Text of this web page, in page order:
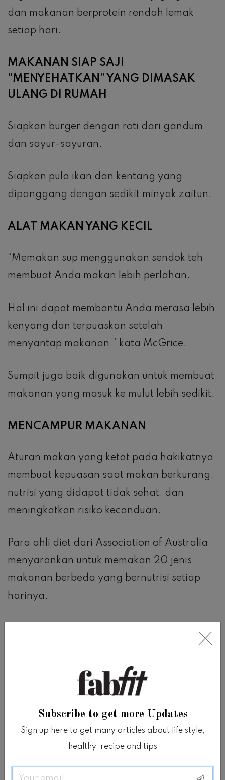
dan makanan berprotein rendah lemak
setiap hari.
MAKANAN SIAP SAJI
“MENYEHATKAN” YANG DIMASAK
ULANG DI RUMAH
Siapkan burger dengan roti dari gandum
dan sayur-sayuran.
Siapkan pula ikan dan kentang yang
dipanggang dengan sedikit minyak zaitun.
ALAT MAKAN YANG KECIL
“Memakan sup menggunakan sendok teh
membuat Anda makan lebih perlahan.
Hal ini dapat membantu Anda merasa lebih
kenyang dan terpuaskan setelah
menyantap makanan,” kata McGrice.
Sumpit juga baik digunakan untuk membuat
makanan yang masuk ke mulut lebih sedikit.
MENCAMPUR MAKANAN
Aturan makan yang ketat pada hakikatnya
membuat kepuasan saat makan berkurang,
nutrisi yang didapat tidak sehat, dan
meningkatkan risiko kecanduan.
Para ahli diet dari Association of Australia
menyarankan untuk memakan 20 jenis
makanan berbeda yang bernutrisi setiap
harinya.
“Anda menyantap makanan berkalori tinggi
di tengah-tengah waktu makan dengan
makanan lebih rendah kalori yang kaya
Subscribe to get more Updates
Sign up here to get many articles about life style,
healthy, recipe and tips
Email